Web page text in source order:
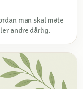
man skal møte
andre dårlig.